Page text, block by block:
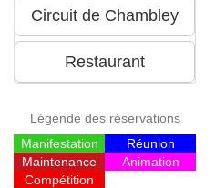
Légende des réservations
Manifestation
Réunion
Maintenance
Animation
Compétition